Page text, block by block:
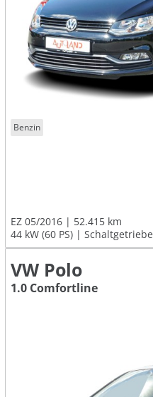
Benzin
EZ 05/2016
52.415 km
44 kW (60 PS)
Schaltgetriebe
VW Polo
1.0 Comfortline